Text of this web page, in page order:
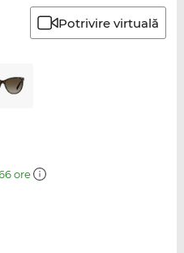
Potrivire virtuală
ore